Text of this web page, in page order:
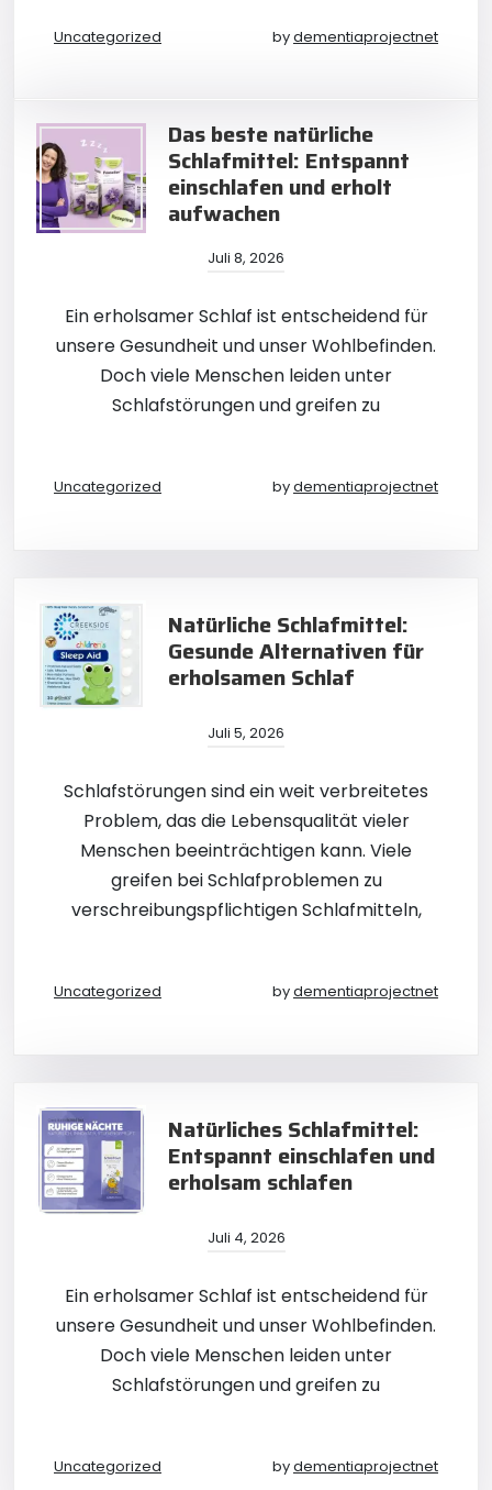
Uncategorized bydementiaprojectnet
Das beste natürliche
Schlafmittel: Entspannt
einschlafen und erholt
aufwachen
Juli 8, 2026
Ein erholsamer Schlaf ist entscheidend für
unsere Gesundheit und unser Wohlbefinden.
Doch viele Menschen leiden unter
Schlafstörungen und greifen zu
Uncategorized bydementiaprojectnet
Natürliche Schlafmittel:
Gesunde Alternativen für
erholsamen Schlaf
Juli 5, 2026
Schlafstörungen sind ein weit verbreitetes
Problem, das die Lebensqualität vieler
Menschen beeinträchtigen kann. Viele
greifen bei Schlafproblemen zu
verschreibungspflichtigen Schlafmitteln,
Uncategorized bydementiaprojectnet
Natürliches Schlafmittel:
Entspannt einschlafen und
erholsam schlafen
Juli 4, 2026
Ein erholsamer Schlaf ist entscheidend für
unsere Gesundheit und unser Wohlbefinden.
Doch viele Menschen leiden unter
Schlafstörungen und greifen zu
Uncategorized bydementiaprojectnet